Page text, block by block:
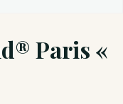
Paris «